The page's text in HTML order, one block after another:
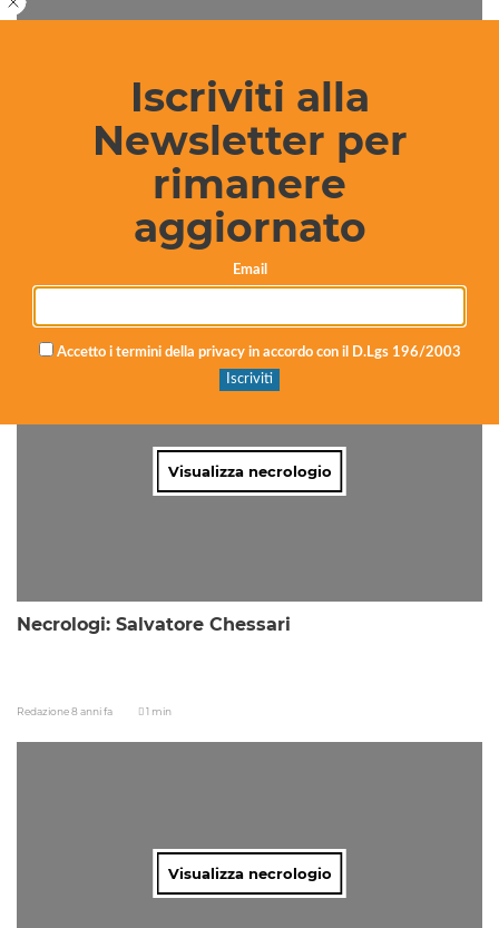
Necrologi: Lidia Maria Campione
Visualizza necrologio
Necrologi: Salvatore Chessari
Redazione8 anni fa 1 min
Visualizza necrologio
Iscriviti alla
Newsletter per
rimanere
aggiornato
Email
Accetto i termini della privacy in accordo con il D.Lgs 196/2003